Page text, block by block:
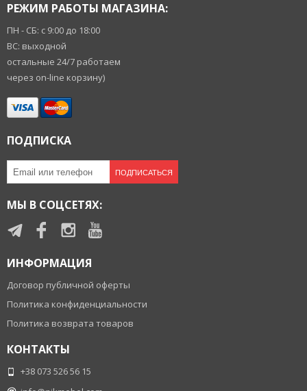
РЕЖИМ РАБОТЫ МАГАЗИНА:
ПН - СБ: с 9:00 до 18:00
ВС: выходной
остальные 24/7 работаем
через on-line корзину)
ПОДПИСКА
ПОДПИСАТЬСЯ
МЫ В СОЦСЕТЯХ:
ИНФОРМАЦИЯ
Договор публичной оферты
Политика конфиденциальности
Политика возврата товаров
КОНТАКТЫ
+38 073 526 56 15